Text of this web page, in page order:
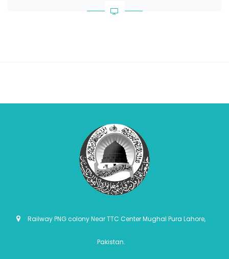
Railway PNG colony Near TTC Center Mughal Pura Lahore,
Pakistan.